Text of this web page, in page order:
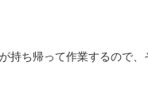
ち帰って作業するので、